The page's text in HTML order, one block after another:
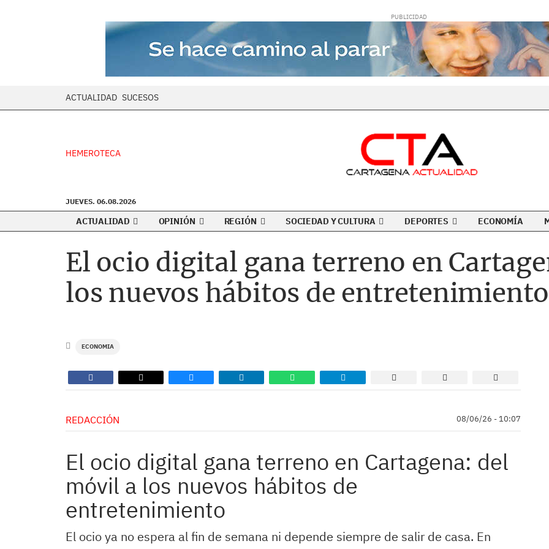
ACTUALIDAD SUCESOS
HEMEROTECA
JUEVES. 06.08.2026
ACTUALIDAD OPINIÓN REGIÓN SOCIEDAD Y CULTURA DEPORTES ECONOMÍA
El ocio digital gana terreno en
los nuevos hábitos de entretenimiento
ECONOMIA
REDACCIÓN 08/06/26 - 10:07
El ocio digital gana terreno en Cartagena: del
móvil a los nuevos hábitos de
entretenimiento
El ocio ya no espera al fin de semana ni depende siempre de salir de casa. En